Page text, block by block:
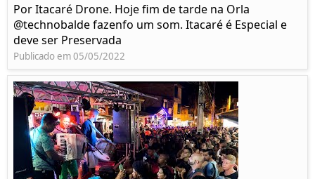
Por Itacaré Drone. Hoje fim de tarde na Orla
@technobalde fazenfo um som. Itacaré é Especial e
deve ser Preservada
Publicado em 05/05/2022